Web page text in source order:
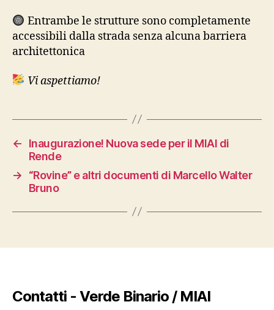
Entrambe le strutture sono completamente
accessibili dalla strada senza alcuna barriera
architettonica
Vi aspettiamo!
←
Inaugurazione! Nuova sede per il MIAI di
Rende
→
“Rovine” e altri documenti di Marcello Walter
Bruno
Contatti - Verde Binario / MIAI